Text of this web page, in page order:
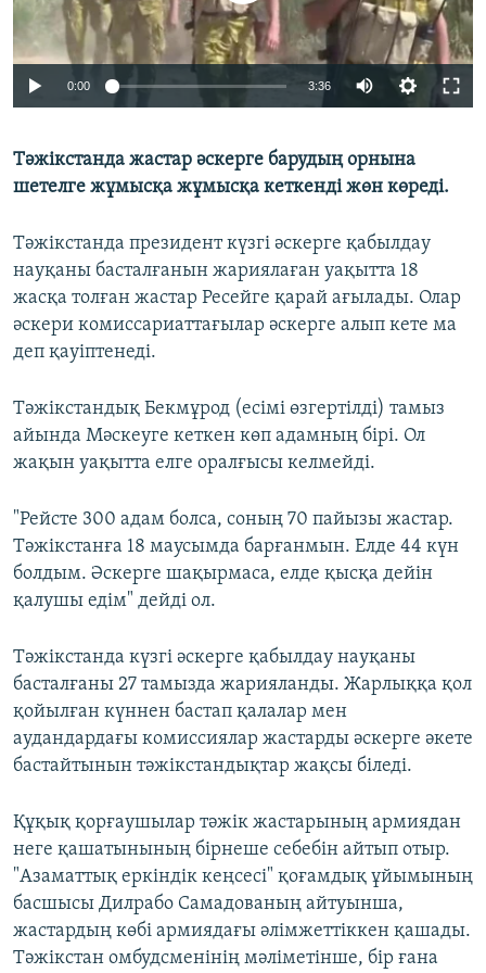
0:00 3:36
360p
480p
720p
1080p
Тәжікстанда жастар әскерге барудың орнына
шетелге жұмысқа жұмысқа кеткенді жөн көреді.
Тәжікстанда президент күзгі әскерге қабылдау
науқаны басталғанын жариялаған уақытта 18
жасқа толған жастар Ресейге қарай ағылады. Олар
әскери комиссариаттағылар әскерге алып кете ма
деп қауіптенеді.
Тәжікстандық Бекмұрод (есімі өзгертілді) тамыз
айында Мәскеуге кеткен көп адамның бірі. Ол
жақын уақытта елге оралғысы келмейді.
"Рейсте 300 адам болса, соның 70 пайызы жастар.
Тәжікстанға 18 маусымда барғанмын. Елде 44 күн
болдым. Әскерге шақырмаса, елде қысқа дейін
қалушы едім" дейді ол.
Тәжікстанда күзгі әскерге қабылдау науқаны
басталғаны 27 тамызда жарияланды. Жарлыққа қол
қойылған күннен бастап қалалар мен
аудандардағы комиссиялар жастарды әскерге әкете
бастайтынын тәжікстандықтар жақсы біледі.
Құқық қорғаушылар тәжік жастарының армиядан
неге қашатынының бірнеше себебін айтып отыр.
"Азаматтық еркіндік кеңсесі" қоғамдық ұйымының
басшысы Дилрабо Самадованың айтуынша,
жастардың көбі армиядағы әлімжеттіккен қашады.
Тәжікстан омбудсменінің мәліметінше, бір ғана